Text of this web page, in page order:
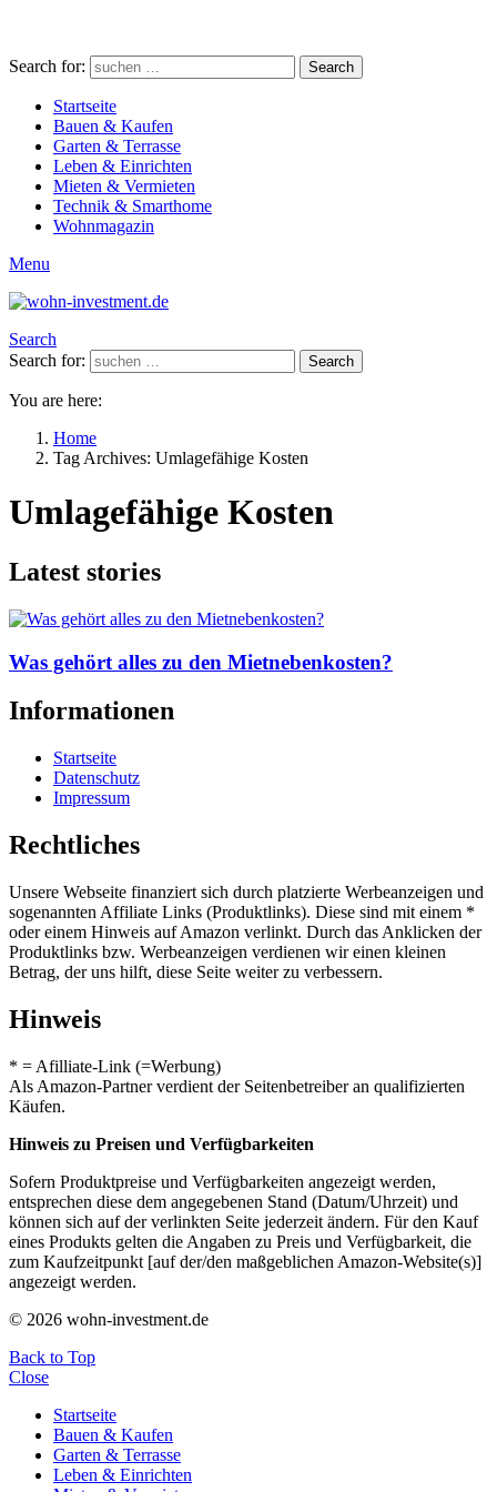
Search for: Search
Startseite
Bauen & Kaufen
Garten & Terrasse
Leben & Einrichten
Mieten & Vermieten
Technik & Smarthome
Wohnmagazin
Menu
Search
Search for:
Search
You are here:
Home
Tag Archives: Umlagefähige Kosten
Umlagefähige Kosten
Latest stories
Was gehört alles zu den Mietnebenkosten?
Informationen
Startseite
Datenschutz
Impressum
Rechtliches
Unsere Webseite finanziert sich durch platzierte Werbeanzeigen und
sogenannten Affiliate Links (Produktlinks). Diese sind mit einem *
oder einem Hinweis auf Amazon verlinkt. Durch das Anklicken der
Produktlinks bzw. Werbeanzeigen verdienen wir einen kleinen
Betrag, der uns hilft, diese Seite weiter zu verbessern.
Hinweis
* = Afilliate-Link (=Werbung)
Als Amazon-Partner verdient der Seitenbetreiber an qualifizierten
Käufen.
Hinweis zu Preisen und Verfügbarkeiten
Sofern Produktpreise und Verfügbarkeiten angezeigt werden,
entsprechen diese dem angegebenen Stand (Datum/Uhrzeit) und
können sich auf der verlinkten Seite jederzeit ändern. Für den Kauf
eines Produkts gelten die Angaben zu Preis und Verfügbarkeit, die
zum Kaufzeitpunkt [auf der/den maßgeblichen Amazon-Website(s)]
angezeigt werden.
© 2026 wohn-investment.de
Back to Top
Close
Startseite
Bauen & Kaufen
Garten & Terrasse
Leben & Einrichten